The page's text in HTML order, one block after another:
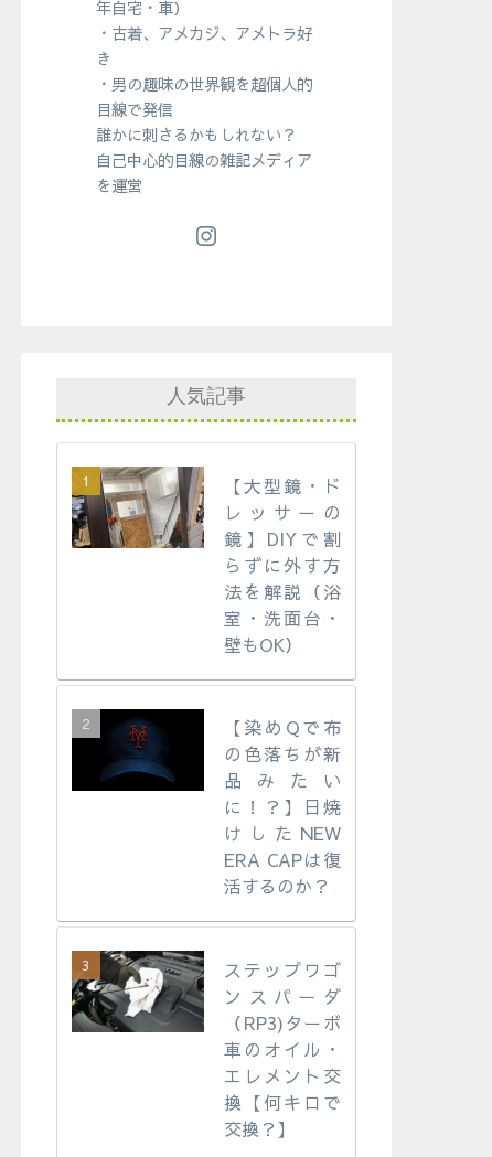
年自宅・車）
・古着、アメカジ、アメトラ好
き
・男の趣味の世界観を超個人的
目線で発信
誰かに刺さるかもしれない？
自己中心的目線の雑記メディア
を運営
人気記事
【大型鏡・ド
レッサーの
鏡】DIYで割
らずに外す方
法を解説（浴
室・洗面台・
壁もOK）
【染めQで布
の色落ちが新
品みたい
に！？】日焼
けしたNEW
ERA CAPは復
活するのか？
ステップワゴ
ンスパーダ
（RP3)ターボ
車のオイル・
エレメント交
換【何キロで
交換？】